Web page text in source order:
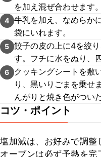
を加え混ぜ合わせます。
4 牛乳を加え、なめらか
袋にいれます。
5 餃子の皮の上に4を絞
す。フチに水をぬり、
6
クッキングシートを敷
り、黒いりごまを乗
んがりと焼き色がつい
コツ・ポイント
塩加減は、お好みで調整
オーブンは必ず予熱を完